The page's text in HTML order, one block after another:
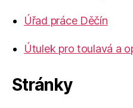
Úřad práce Děčín
Útulek pro toulavá a
Stránky